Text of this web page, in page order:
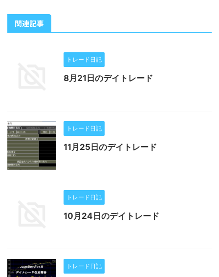
関連記事
トレード日記
8月21日のデイトレード
トレード日記
11月25日のデイトレード
トレード日記
10月24日のデイトレード
トレード日記